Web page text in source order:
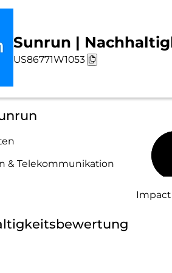
Sunrun |
US86771W1053
& Telekommunikation
Impact